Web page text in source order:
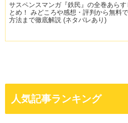
サスペンスマンガ『鉄民』の全巻あらす
とめ！ みどころや感想・評判から無料
方法まで徹底解説 (ネタバレあり)
人気記事ランキング